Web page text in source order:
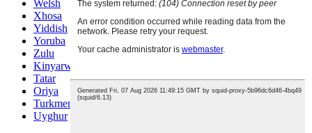
Welsh
Xhosa
Yiddish
Yoruba
Zulu
Kinyarwanda
Tatar
Oriya
Turkmen
Uyghur